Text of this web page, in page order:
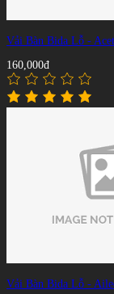
Vải Bàn Bida Lỗ -
160,000đ
Vải Bàn Bida Lỗ -